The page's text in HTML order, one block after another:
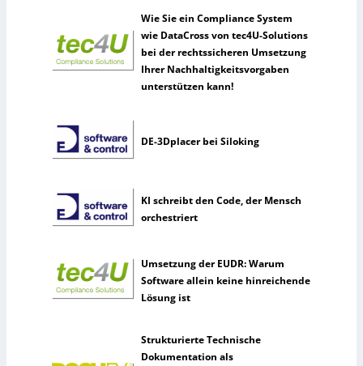
Wie Sie ein Compliance System
wie DataCross von tec4U-Solutions
bei der rechtssicheren Umsetzung
Ihrer Nachhaltigkeitsvorgaben
unterstützen kann!
DE-3Dplacer bei Siloking
KI schreibt den Code, der Mensch
orchestriert
Umsetzung der EUDR: Warum
Software allein keine hinreichende
Lösung ist
Strukturierte Technische
Dokumentation als